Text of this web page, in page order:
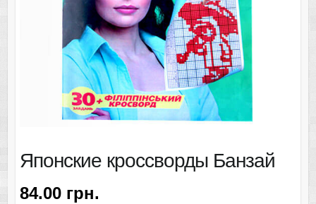
Японские кроссворды Банзай
84.00 грн.